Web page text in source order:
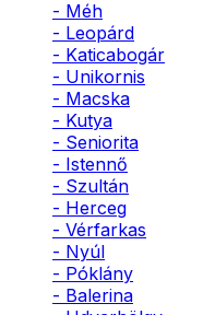
- Méh
- Leopárd
- Katicabogár
- Unikornis
- Macska
- Kutya
- Seniorita
- Istennő
- Szultán
- Herceg
- Vérfarkas
- Nyúl
- Póklány
- Balerina